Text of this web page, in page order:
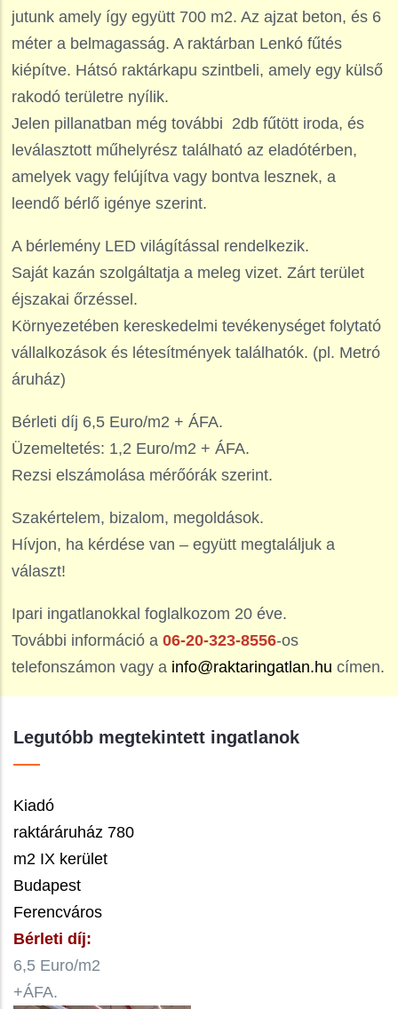
jutunk amely így együtt 700 m2. Az ajzat beton, és 6
méter a belmagasság. A raktárban Lenkó fűtés
kiépítve. Hátsó raktárkapu szintbeli, amely egy külső
rakodó területre nyílik.
Jelen pillanatban még további 2db fűtött iroda, és
leválasztott műhelyrész található az eladótérben,
amelyek vagy felújítva vagy bontva lesznek, a
leendő bérlő igénye szerint.
A bérlemény LED világítással rendelkezik.
Saját kazán szolgáltatja a meleg vizet. Zárt terület
éjszakai őrzéssel.
Környezetében kereskedelmi tevékenységet folytató
vállalkozások és létesítmények találhatók. (pl. Metró
áruház)
Bérleti díj 6,5 Euro/m2 + ÁFA.
Üzemeltetés: 1,2 Euro/m2 + ÁFA.
Rezsi elszámolása mérőórák szerint.
Szakértelem, bizalom, megoldások.
Hívjon, ha kérdése van – együtt megtaláljuk a
választ!
Ipari ingatlanokkal foglalkozom 20 éve.
További információ a 06-20-323-8556-os
telefonszámon vagy a info@raktaringatlan.hu címen.
Legutóbb megtekintett ingatlanok
Kiadó
raktáráruház 780
m2 IX kerület
Budapest
Ferencváros
Bérleti díj:
6,5 Euro/m2
+ÁFA.